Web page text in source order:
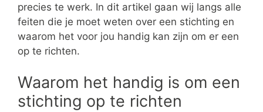
precies te werk. In dit artikel gaan wij langs alle
feiten die je moet weten over een stichting en
waarom het voor jou handig kan zijn om er een
op te richten.
Waarom het handig is om een
stichting op te richten